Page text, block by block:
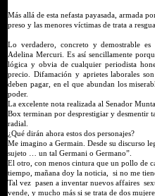
Más allá de esta nefasta payasada, armada
preso y las menores víctimas de trata a
Lo verdadero, concreto y demostrable
Adelina Mercuri. Es así sencillamente
lógica y obvia de cualquier periodista
precio. Difamación y aprietes laborales
deben pagar, en el que abundan los
poder.
La excelente nota realizada al Senador
Box terminan por desprestigiar y desmentir
radial.
¿Qué dirán ahora estos dos personajes?
Me imagino a Germain. Desde su discurso
sujeto … un tal Germani o Germano”.
El otro, con menos cintura que un pollo de
tiempo, mañana doy la noticia, si no me
Tal vez pasen a inventar nuevos affaires
vende, y mucho más si se trata de dos